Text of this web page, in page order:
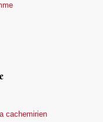
cachemirien